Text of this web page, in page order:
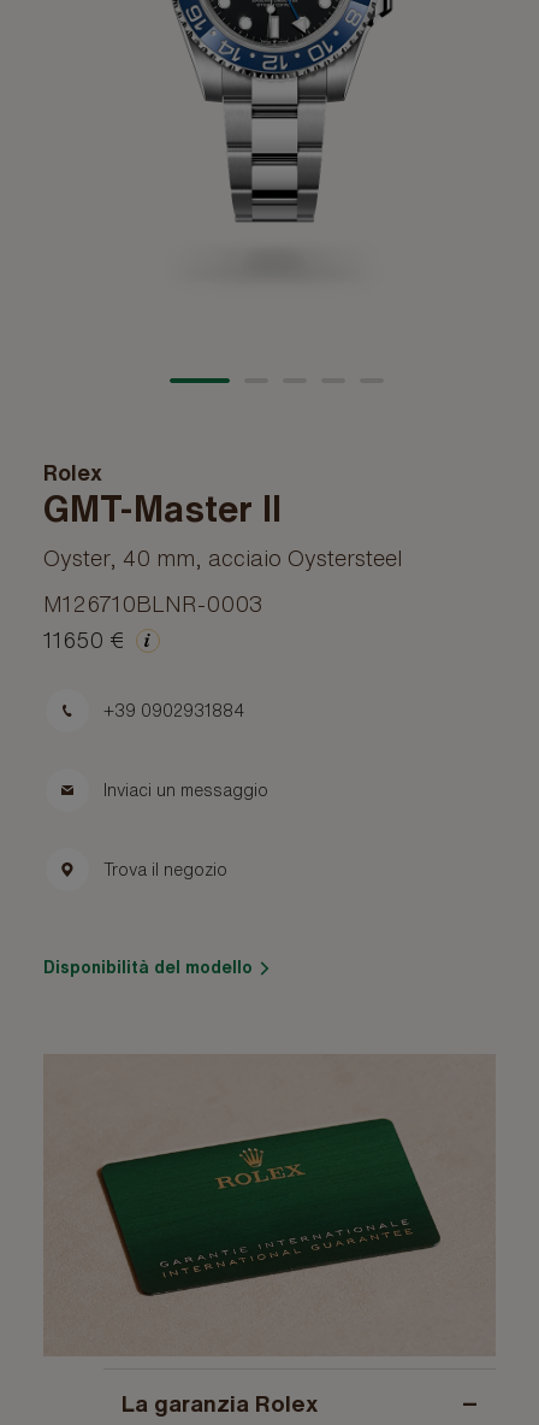
Rolex
GMT-Master II
Oyster, 40 mm, acciaio Oystersteel
M126710BLNR-0003
11650 €
+39 0902931884
Inviaci un messaggio
Trova il negozio
Disponibilità del modello
La garanzia Rolex −